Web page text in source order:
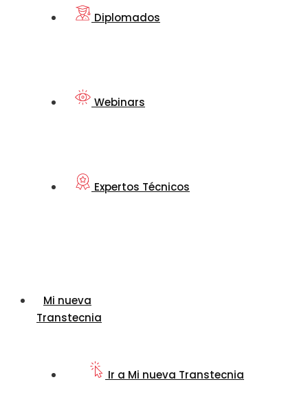
Diplomados
Webinars
Expertos Técnicos
Mi nueva
Transtecnia
Ir a Mi nueva Transtecnia